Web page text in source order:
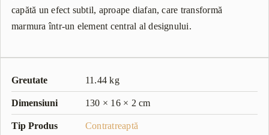
capătă un efect subtil, aproape diafan, care transformă
marmura într-un element central al designului.
Greutate 11.44 kg
Dimensiuni 130 × 16 × 2 cm
Tip Produs Contratreaptă